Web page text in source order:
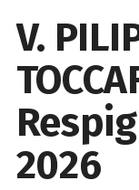
V.
2026